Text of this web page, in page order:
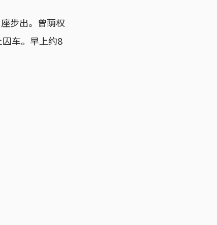
步出。曾荫权
车。早上约8